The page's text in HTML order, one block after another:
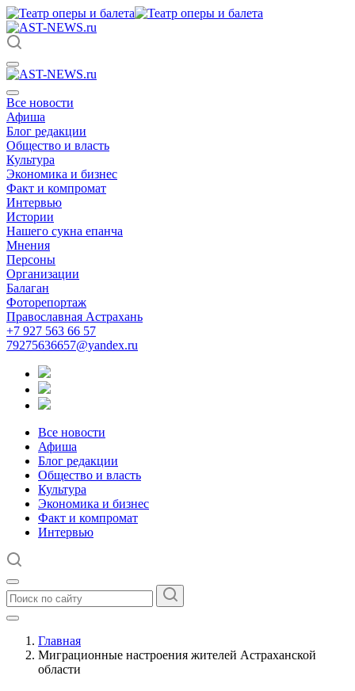
Все новости
Афиша
Блог редакции
Общество и власть
Культура
Экономика и бизнес
Факт и компромат
Интервью
Истории
Нашего сукна епанча
Мнения
Персоны
Организации
Балаган
Фоторепортаж
Православная Астрахань
+7 927 563 66 57
79275636657@yandex.ru
Все новости
Афиша
Блог редакции
Общество и власть
Культура
Экономика и бизнес
Факт и компромат
Интервью
Главная
Миграционные настроения жителей Астраханской
области